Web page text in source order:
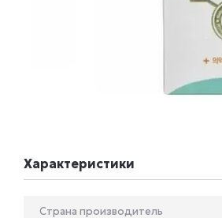
Характеристики
Страна производитель